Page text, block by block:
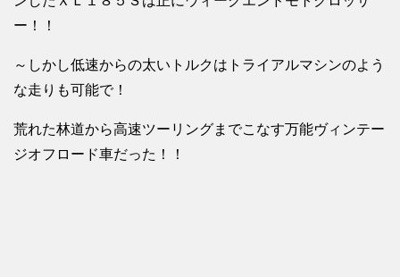
ー！！
～しかし低速からの太いトルクはトライアルマシンのよう
な走りも可能で！
荒れた林道から高速ツーリングまでこなす万能ヴィンテー
ジオフロード車だった！！